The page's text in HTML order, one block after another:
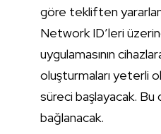
göre tekliften
Network ID’leri
uygulamasının
oluşturmaları yeterli
süreci başlayacak.
bağlanacak.